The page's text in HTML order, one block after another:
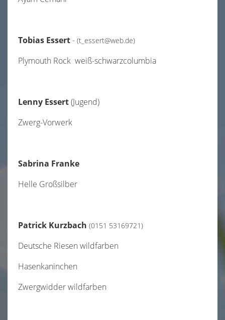
Links
Tobias Essert- (t_essert@web.de)
Plymouth Rock weiß-schwarzcolumbia
Lenny Essert(Jugend)
Zwerg-Vorwerk
Sabrina Franke
Helle Großsilber
Patrick Kurzbach (0151 53169721)
Deutsche Riesen wildfarben
Hasenkaninchen
Zwergwidder wildfarben